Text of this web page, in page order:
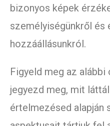
bizonyos képek
személyiségünkről és
hozzáállásunkról.
Figyeld meg az
jegyezd meg, mit
értelmezésed alapján